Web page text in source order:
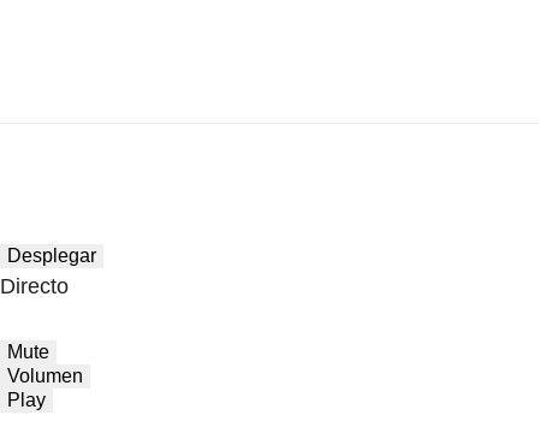
Desplegar
Directo
Mute
Volumen
Play